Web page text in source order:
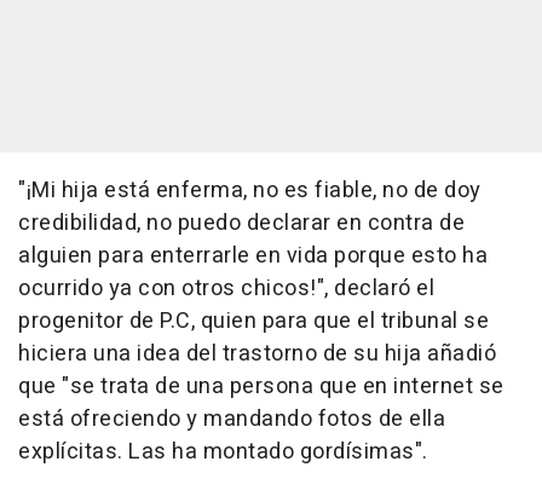
"¡Mi hija está enferma, no es fiable, no de doy
credibilidad, no puedo declarar en contra de
alguien para enterrarle en vida porque esto ha
ocurrido ya con otros chicos!", declaró el
progenitor de P.C, quien para que el tribunal se
hiciera una idea del trastorno de su hija añadió
que "se trata de una persona que en internet se
está ofreciendo y mandando fotos de ella
explícitas. Las ha montado gordísimas".